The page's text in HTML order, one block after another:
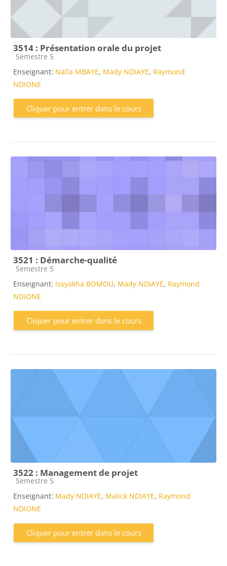
3514 : Présentation orale du projet
Catégorie de cours
Semestre 5
Enseignant: Nalla MBAYE, Mady NDIAYE, Raymond
NDIONE
Cliquer pour entrer dans le cours
3521 : Démarche-qualité
Catégorie de cours
Semestre 5
Enseignant: Issyakha BOMOU, Mady NDIAYE, Raymond
NDIONE
Cliquer pour entrer dans le cours
3522 : Management de projet
Catégorie de cours
Semestre 5
Enseignant: Mady NDIAYE, Malick NDIAYE, Raymond
NDIONE
Cliquer pour entrer dans le cours